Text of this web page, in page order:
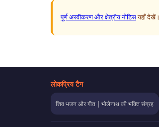
पूर्ण अस्वीकरण और क्षेत्रीय नोटिसयहाँ देखें।
लोकप्रिय टैग
शिव भजन और गीत | भोलेनाथ की भक्ति संग्रह